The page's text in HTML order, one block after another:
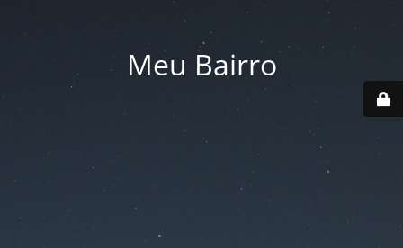
Meu Bairro